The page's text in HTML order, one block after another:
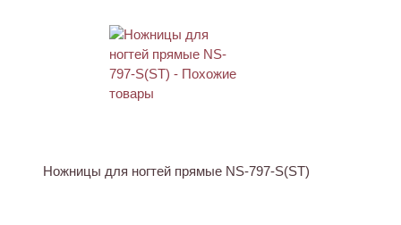
Ножницы для ногтей прямые NS-797-S(ST)